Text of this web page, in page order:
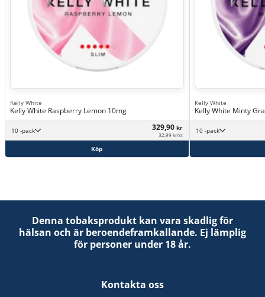
Kelly White
Kelly White Raspberry Lemon 10mg
10 -pack 329,90 kr
32,99 kr/st
Köp
Kelly White
Kelly White Minty
10 -pack
Denna tobaksprodukt kan vara skadlig för
hälsan och är beroendeframkallande. Ej lämplig
för personer under 18 år.
Kontakta oss